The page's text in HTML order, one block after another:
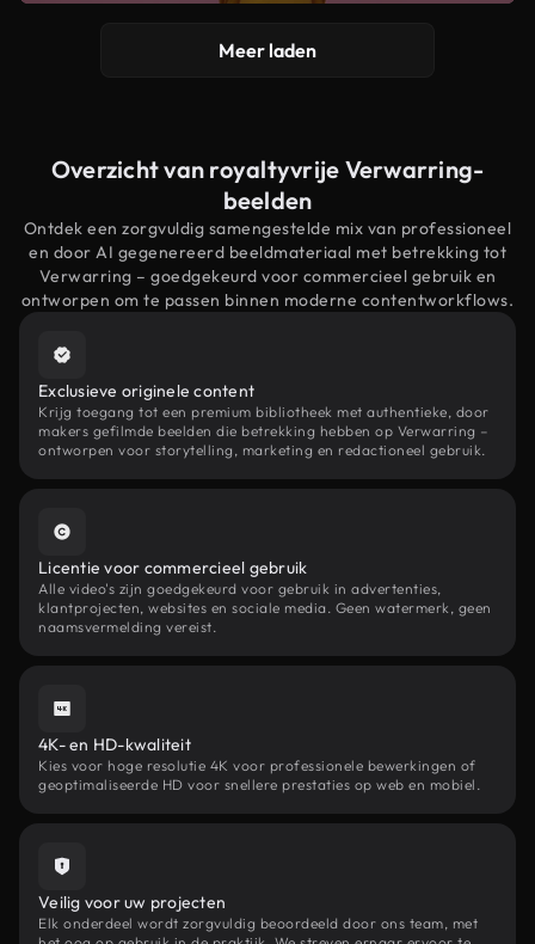
Meer laden
Overzicht van royaltyvrije Verwarring-
beelden
Ontdek een zorgvuldig samengestelde mix van professioneel
en door AI gegenereerd beeldmateriaal met betrekking tot
Verwarring – goedgekeurd voor commercieel gebruik en
ontworpen om te passen binnen moderne contentworkflows.
Exclusieve originele content
Krijg toegang tot een premium bibliotheek met authentieke, door
makers gefilmde beelden die betrekking hebben op Verwarring –
ontworpen voor storytelling, marketing en redactioneel gebruik.
Licentie voor commercieel gebruik
Alle video's zijn goedgekeurd voor gebruik in advertenties,
klantprojecten, websites en sociale media. Geen watermerk, geen
naamsvermelding vereist.
4K- en HD-kwaliteit
Kies voor hoge resolutie 4K voor professionele bewerkingen of
geoptimaliseerde HD voor snellere prestaties op web en mobiel.
Veilig voor uw projecten
Elk onderdeel wordt zorgvuldig beoordeeld door ons team, met